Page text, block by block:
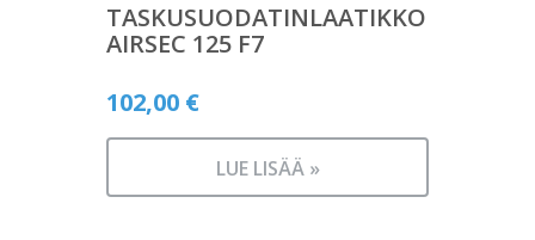
TASKUSUODATINLAATIKKO
AIRSEC 125 F7
102,00 €
LUE LISÄÄ »